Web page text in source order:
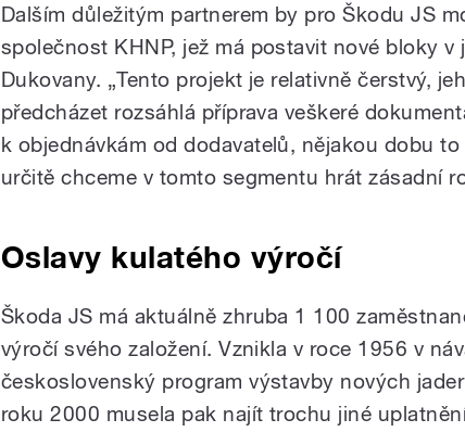
Dalším důležitým partnerem by proŠkodu JS
společnost KHNP, jež má postavit nové bloky v
Dukovany. „Tento projekt je relativně čerstvý,
předcházet rozsáhlá příprava veškeré
k objednávkám od dodavatelů, nějakou dobu
určitě chceme v tomto segmentu hrát zásadní
Oslavy kulatého výročí
Škoda JS má aktuálně zhruba 1 100
výročí svého založení. Vznikla v roce 1956 v
československý program výstavby nových
roku 2000 musela pak najít trochu jiné